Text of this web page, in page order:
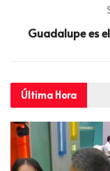
Guadalupe es
Última Hora